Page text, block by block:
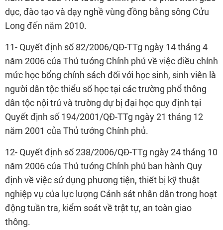
dục, đào tạo và dạy nghề vùng đồng bằng sông Cửu
Long đến năm 2010.
11- Quyết định số 82/2006/QĐ-TTg ngày 14 tháng 4
năm 2006 của Thủ tướng Chính phủ về việc điều chỉnh
mức học bổng chính sách đối với học sinh, sinh viên là
người dân tộc thiểu số học tại các trường phổ thông
dân tộc nội trú và trường dự bị đại học quy định tại
Quyết định số 194/2001/QĐ-TTg ngày 21 tháng 12
năm 2001 của Thủ tướng Chính phủ.
12- Quyết định số 238/2006/QĐ-TTg ngày 24 tháng 10
năm 2006 của Thủ tướng Chính phủ ban hành Quy
định về việc sử dụng phương tiện, thiết bị kỹ thuật
nghiệp vụ của lực lượng Cảnh sát nhân dân trong hoạt
động tuần tra, kiểm soát về trật tự, an toàn giao
thông.